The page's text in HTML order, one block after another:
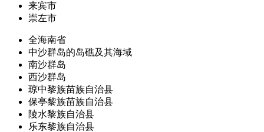
来宾市
崇左市
全海南省
中沙群岛的岛礁及其海域
南沙群岛
西沙群岛
琼中黎族苗族自治县
保亭黎族苗族自治县
陵水黎族自治县
乐东黎族自治县